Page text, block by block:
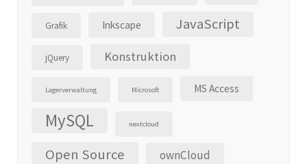
Grafik Inkscape JavaScript
jQuery Konstruktion
Lagerverwaltung Microsoft MS Access
MySQL nextcloud
Open Source ownCloud